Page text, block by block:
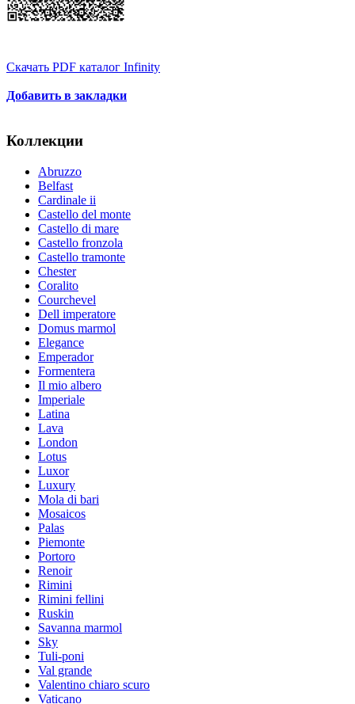
Скачать PDF каталог Infinity
Добавить в закладки
Коллекции
Abruzzo
Belfast
Cardinale ii
Castello del monte
Castello di mare
Castello fronzola
Castello tramonte
Chester
Coralito
Courchevel
Dell imperatore
Domus marmol
Elegance
Emperador
Formentera
Il mio albero
Imperiale
Latina
Lava
London
Lotus
Luxor
Luxury
Mola di bari
Mosaicos
Palas
Piemonte
Portoro
Renoir
Rimini
Rimini fellini
Ruskin
Savanna marmol
Sky
Tuli-poni
Val grande
Valentino chiaro scuro
Vaticano